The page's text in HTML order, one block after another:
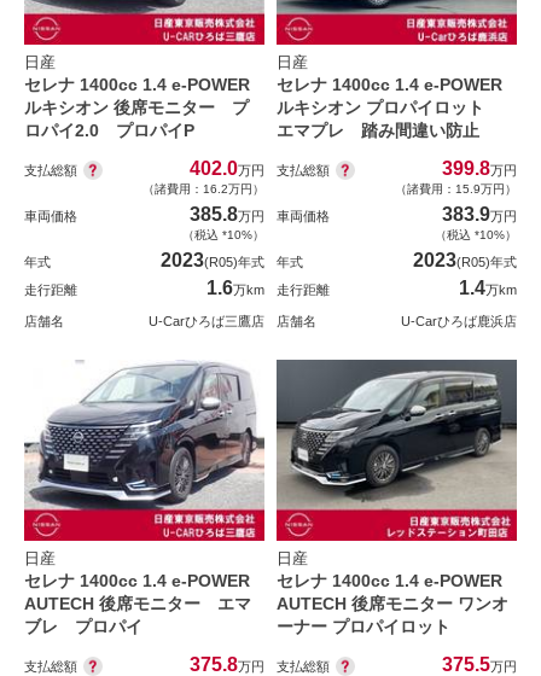
日産
セレナ 1400cc 1.4 e-POWER
ルキシオン 後席モニター プ
ロパイ2.0 プロパイP
支払総額 402.0万円
（諸費用：16.2万円）
車両価格 385.8万円
（税込 *10%）
年式 2023(R05)年式
走行距離
1.6万km
店舗名 U-Carひろば三鷹店
日産
セレナ 1400cc 1.4 e-POWER
ルキシオン プロパイロット
エマプレ 踏み間違い防止
支払総額 399.8万円
（諸費用：15.9万円）
車両価格 383.9万円
（税込 *10%）
年式 2023(R05)年式
走行距離
1.4万km
店舗名 U-Carひろば鹿浜店
日産
セレナ 1400cc 1.4 e-POWER
AUTECH 後席モニター エマ
ブレ プロパイ
支払総額 375.8万円
日産
セレナ 1400cc 1.4 e-POWER
AUTECH 後席モニター ワンオ
ーナー プロパイロット
支払総額 375.5万円